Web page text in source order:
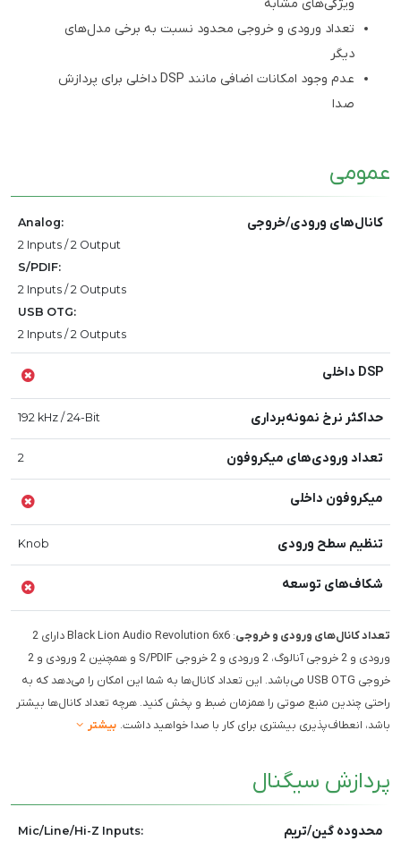
ویژگی‌های مشابه
تعداد ورودی و خروجی محدود نسبت به برخی مدل‌های
دیگر
عدم وجود امکانات اضافی مانند DSP داخلی برای پردازش
صدا
عمومی
کانال‌های ورودی/خروجی
Analog:
2 Inputs / 2 Output
S/PDIF:
2 Inputs / 2 Outputs
USB OTG:
2 Inputs / 2 Outputs
DSP داخلی
حداکثر نرخ نمونه‌برداری 192 kHz / 24-Bit
تعداد ورودی‌های میکروفون 2
میکروفون داخلی
تنظیم سطح ورودی Knob
شکاف‌های توسعه
تعداد کانال‌های ورودی و خروجی
: Black Lion Audio Revolution 6x6 دارای 2
ورودی و 2 خروجی آنالوگ، 2 ورودی و 2 خروجی S/PDIF و همچنین 2 ورودی و 2
خروجی USB OTG می‌باشد. این تعداد کانال‌ها به شما این امکان را می‌دهد که به
راحتی چندین منبع صوتی را همزمان ضبط و پخش کنید. هرچه تعداد کانال‌ها بیشتر
باشد، انعطاف‌پذیری بیشتری برای کار با صدا خواهید داشت. بیشتر
پردازش سیگنال
محدوده گین/تریم
Mic/Line/Hi-Z Inputs: